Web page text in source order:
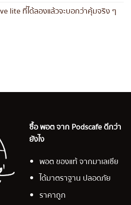
lite ที่ได้ลองแล้วจะบอกว่าคุ้มจริง ๆ
ซื้อ พอต จาก Podscafe ดีกว่า
ยังไง
พอต ของแท้ จากมาเลเซีย
ได้มาตราฐาน ปลอดภัย
ราคาถูก